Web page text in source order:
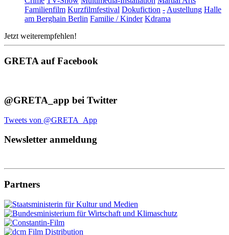
Familienfilm Kurzfilmfestival Dokufiction - Austellung Halle
am Berghain Berlin Familie / Kinder Kdrama
Jetzt weiterempfehlen!
GRETA auf Facebook
@GRETA_app bei Twitter
Tweets von @GRETA_App
Newsletter anmeldung
Partners